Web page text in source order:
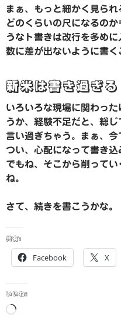
まぁ、もっと細かく見ら
どのくらいの尺になるの
うなト書きは改行を多め
数に差が出ないように書く
新米は書き過ぎる
いろいろな現場に関わっ
うか、経験不足だと、総
言い過ぎちゃう。まぁ、
つい、心配になって書き込
でもね、そこから削って
ね。
さて、続きを書こうかな。
共有:
Facebook X
いいね:
読